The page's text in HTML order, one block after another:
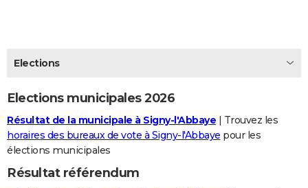
CARTE DE VOEUX
Carte de Noël
Carte Bonne année
Carte Saint-Valentin
Carte Pâques
Carte d'anniversaire
DICTIONNAIRE
Dictionnaire
Biographies
Citations
Expressions
Proverbes
PROGRAMME TV
Elections
Elections municipales 2026
Résultat de la municipale à Signy-l'Abbaye | Trouvez les
horaires des bureaux de vote à Signy-l'Abbaye pour les
élections municipales
Résultat référendum